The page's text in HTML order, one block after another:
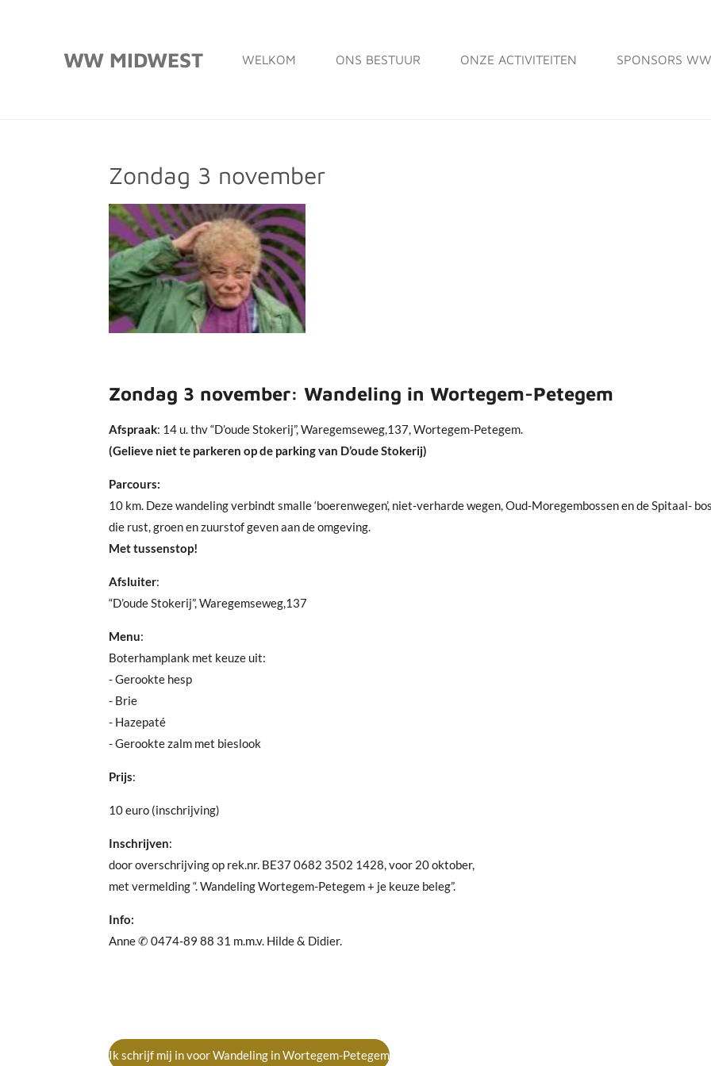
WW MIDWEST WELKOM ONS BESTUUR ONZE ACTIVITEITEN SPONSORS
Zondag 3 november
Zondag 3 november: Wandeling in Wortegem-Petegem
Afspraak: 14 u. thv “D’oude Stokerij”, Waregemseweg,137, Wortegem-Petegem.
(Gelieve niet te parkeren op de parking van D’oude Stokerij)
Parcours:
10 km. Deze wandeling verbindt smalle ‘boerenwegen’, niet-verharde wegen, Oud-Moregembossen en de Spitaal-
die rust, groen en zuurstof geven aan de omgeving.
Met tussenstop!
Afsluiter:
“D’oude Stokerij”, Waregemseweg,137
Menu:
Boterhamplank met keuze uit:
- Gerookte hesp
- Brie
- Hazepaté
- Gerookte zalm met bieslook
Prijs:
10 euro (inschrijving)
Inschrijven:
door overschrijving op rek.nr. BE37 0682 3502 1428, voor 20 oktober,
met vermelding “. Wandeling Wortegem-Petegem + je keuze beleg”.
Info:
Anne ✆ 0474-89 88 31 m.m.v. Hilde & Didier.
Ik schrijf mij in voor Wandeling in Wortegem-Petegem